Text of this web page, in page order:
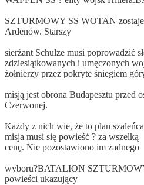
SZTURMOWY SS WOTAN
Ardenów. Starszy
sierżant Schulze musi poprowadzić
zdziesiątkowanych i umęczonych
żołnierzy przez pokryte śniegiem
misją jest obrona Budapesztu przed
Czerwonej.
Każdy z nich wie, że to plan
misja musi się powieść ? za wszelką
cenę. Nie pozostawiono im żadnego
wyboru?BATALION
powieści ukazujący